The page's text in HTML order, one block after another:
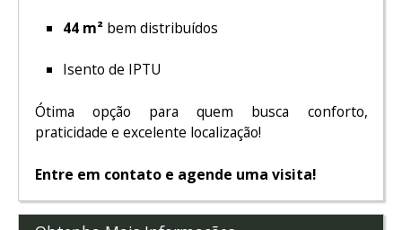
44 m² bem distribuídos
Isento de IPTU
Ótima opção para quem busca conforto,
praticidade e excelente localização!
Entre em contato e agende uma visita!